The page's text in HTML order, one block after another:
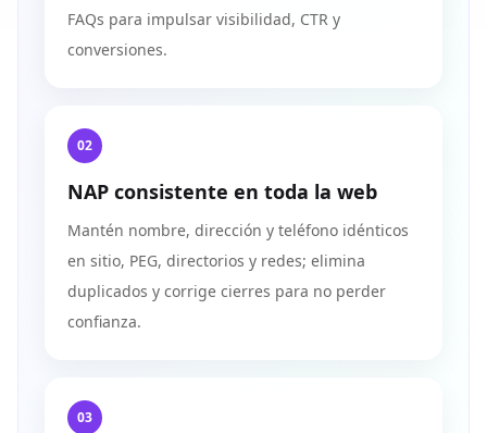
FAQs para impulsar visibilidad, CTR y
conversiones.
02
NAP consistente en toda la web
Mantén nombre, dirección y teléfono idénticos
en sitio, PEG, directorios y redes; elimina
duplicados y corrige cierres para no perder
confianza.
03